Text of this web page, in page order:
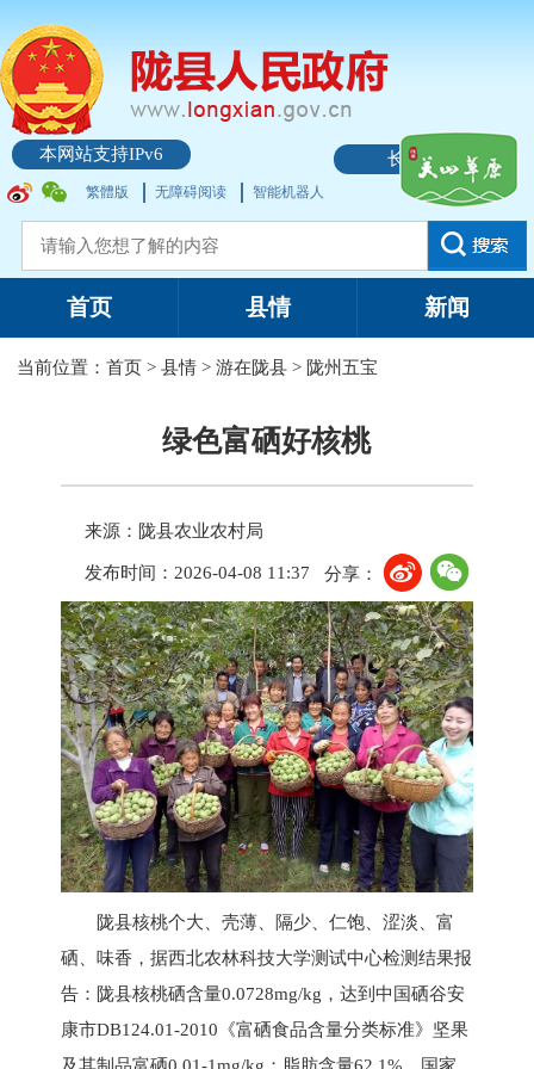
本网站支持IPv6 长者模式
繁體版 无障碍阅读 智能机器人
首页 县情 新闻
当前位置：首页 >县情 >游在陇县 > 陇州五宝
绿色富硒好核桃
来源：陇县农业农村局
发布时间：2026-04-08 11:37 分享：
陇县核桃个大、壳薄、隔少、仁饱、涩淡、富
硒、味香，据西北农林科技大学测试中心检测结果报
告：陇县核桃硒含量0.0728mg/kg，达到中国硒谷安
康市DB124.01-2010《富硒食品含量分类标准》坚果
及其制品富硒0.01-1mg/kg；脂肪含量62.1%，国家